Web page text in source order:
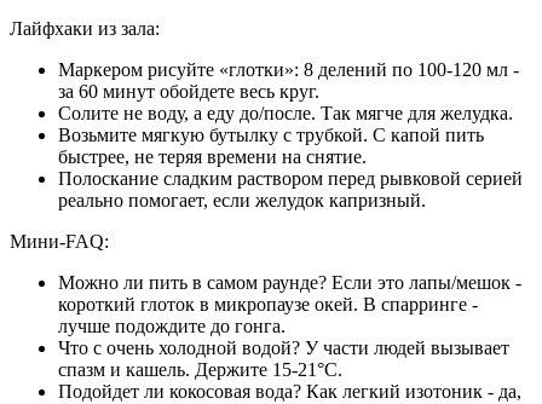
Лайфхаки из зала:
Маркером рисуйте «глотки»: 8 делений по 100-120 мл -
за 60 минут обойдете весь круг.
Солите не воду, а еду до/после. Так мягче для желудка.
Возьмите мягкую бутылку с трубкой. С капой пить
быстрее, не теряя времени на снятие.
Полоскание сладким раствором перед рывковой серией
реально помогает, если желудок капризный.
Мини‑FAQ:
Можно ли пить в самом раунде? Если это лапы/мешок -
короткий глоток в микропаузе окей. В спарринге -
лучше подождите до гонга.
Что с очень холодной водой? У части людей вызывает
спазм и кашель. Держите 15-21°C.
Подойдет ли кокосовая вода? Как легкий изотоник - да,